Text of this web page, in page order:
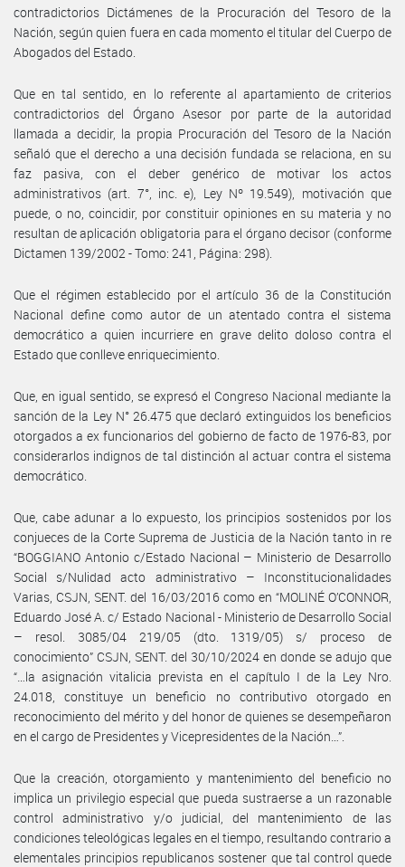
contradictorios Dictámenes de la Procuración del Tesoro de la
Nación, según quien fuera en cada momento el titular del Cuerpo de
Abogados del Estado.
Que en tal sentido, en lo referente al apartamiento de criterios
contradictorios del Órgano Asesor por parte de la autoridad
llamada a decidir, la propia Procuración del Tesoro de la Nación
señaló que el derecho a una decisión fundada se relaciona, en su
faz pasiva, con el deber genérico de motivar los actos
administrativos (art. 7°, inc. e), Ley Nº 19.549), motivación que
puede, o no, coincidir, por constituir opiniones en su materia y no
resultan de aplicación obligatoria para el órgano decisor (conforme
Dictamen 139/2002 - Tomo: 241, Página: 298).
Que el régimen establecido por el artículo 36 de la Constitución
Nacional define como autor de un atentado contra el sistema
democrático a quien incurriere en grave delito doloso contra el
Estado que conlleve enriquecimiento.
Que, en igual sentido, se expresó el Congreso Nacional mediante la
sanción de la Ley N° 26.475 que declaró extinguidos los beneficios
otorgados a ex funcionarios del gobierno de facto de 1976-83, por
considerarlos indignos de tal distinción al actuar contra el sistema
democrático.
Que, cabe adunar a lo expuesto, los principios sostenidos por los
conjueces de la Corte Suprema de Justicia de la Nación tanto in re
“BOGGIANO Antonio c/Estado Nacional – Ministerio de Desarrollo
Social s/Nulidad acto administrativo – Inconstitucionalidades
Varias, CSJN, SENT. del 16/03/2016 como en “MOLINÉ O’CONNOR,
Eduardo José A. c/ Estado Nacional - Ministerio de Desarrollo Social
– resol. 3085/04 219/05 (dto. 1319/05) s/ proceso de
conocimiento” CSJN, SENT. del 30/10/2024 en donde se adujo que
“…la asignación vitalicia prevista en el capítulo I de la Ley Nro.
24.018, constituye un beneficio no contributivo otorgado en
reconocimiento del mérito y del honor de quienes se desempeñaron
en el cargo de Presidentes y Vicepresidentes de la Nación…”.
Que la creación, otorgamiento y mantenimiento del beneficio no
implica un privilegio especial que pueda sustraerse a un razonable
control administrativo y/o judicial, del mantenimiento de las
condiciones teleológicas legales en el tiempo, resultando contrario a
elementales principios republicanos sostener que tal control quede